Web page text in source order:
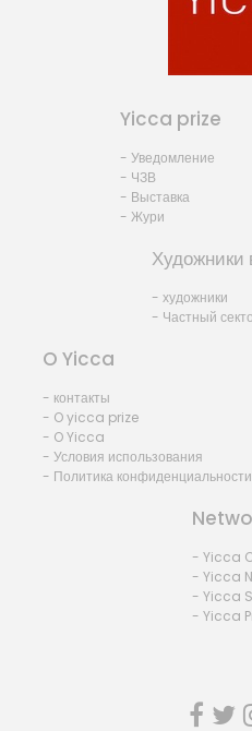
Yicca prize
- Уведомление
- ЧЗВ
- Выставка
- Жури
Художники
- художники
- Частный
O Yicca
- контакты
- O yicca prize
- O Yicca
- Условия использования
- Политика конфиденциальности
- Yicca
- Yicca
- Yicca
- Yicca